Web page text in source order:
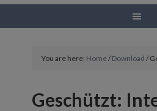
You are here: Home/Download /
Geschützt: